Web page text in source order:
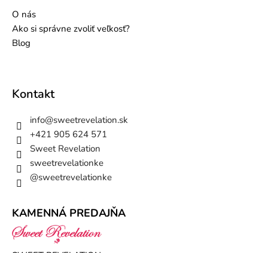
O nás
Ako si správne zvoliť veľkosť?
Blog
Kontakt
info@sweetrevelation.sk
+421 905 624 571
Sweet Revelation
sweetrevelationke
@sweetrevelationke
KAMENNÁ PREDAJŇA